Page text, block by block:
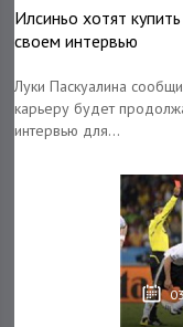
Илсиньо хотят
своем интервью
Луки Паскуалина
карьеру будет
интервью для...